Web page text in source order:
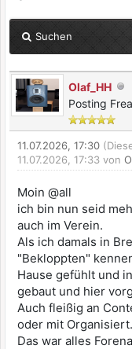
Suchen
Olaf_HH
Posting
11.07.2026, 17:30
11.07.2026, 17:33 von
Moin @all
ich bin nun seid
auch im Verein.
Als ich damals in
"Bekloppten"
Hause gefühlt und
gebaut und hier
Auch fleißig an
oder mit Organisiert.
Das war alles